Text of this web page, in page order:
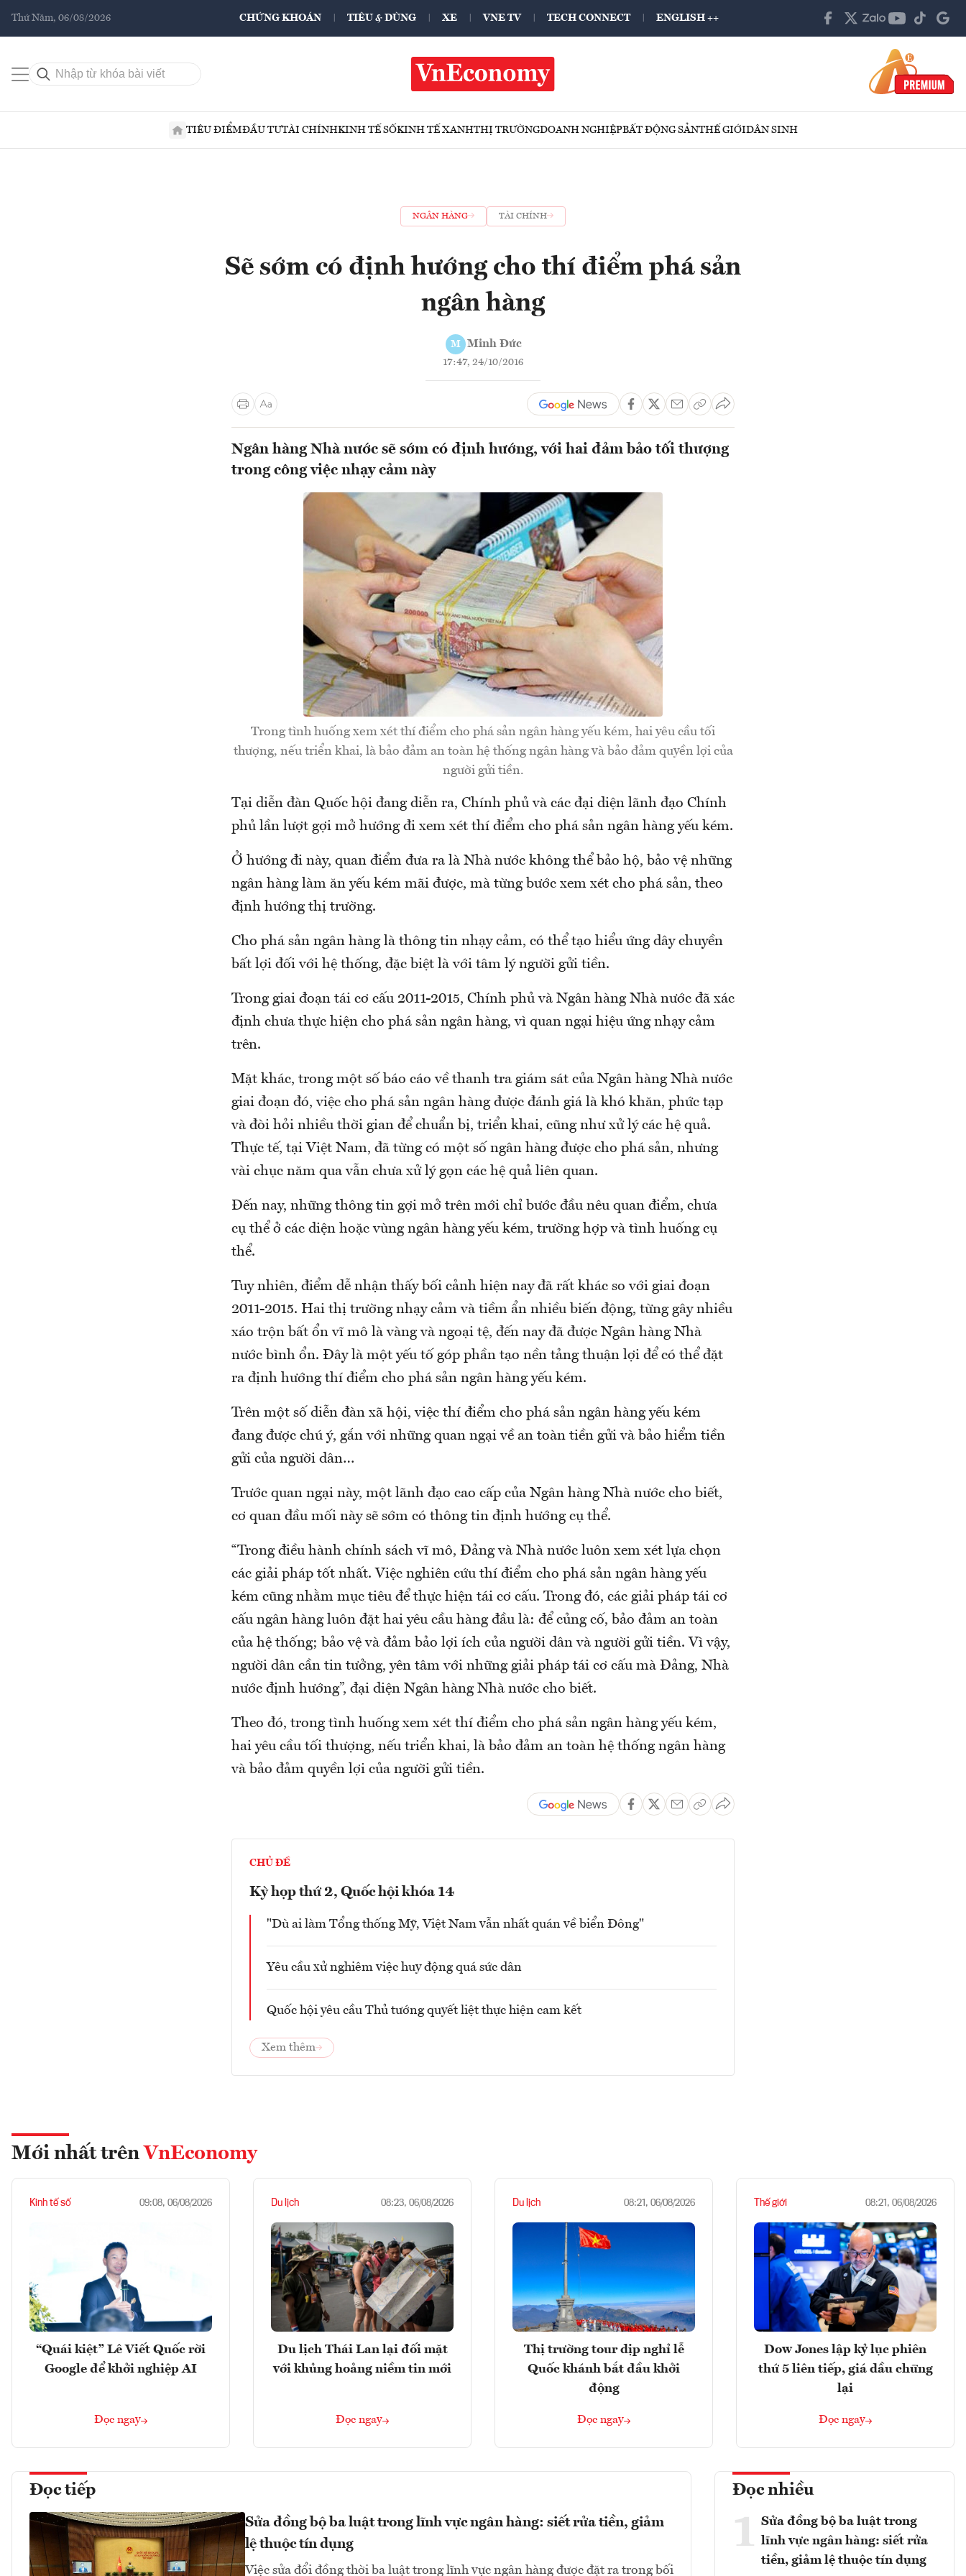
Thứ Năm, 06/08/2026 CHỨNG KHOÁN TIÊU & DÙNG XE VNE TV TECH CONNECT ENGLISH ++
TIÊU ĐIỂMĐẦU TƯTÀI CHÍNHKINH TẾ SỐKINH TẾ XANHTHỊ TRƯỜNGDOANH NGHIỆPBẤT ĐỘNG SẢNTHẾ GIỚIDÂN SINH
NGÂN HÀNG TÀI CHÍNH
Sẽ sớm có định hướng cho thí điểm phá sản
ngân hàng
M Minh Đức
17:47, 24/10/2016
Ngân hàng Nhà nước sẽ sớm có định hướng, với hai đảm bảo tối thượng
trong công việc nhạy cảm này
Trong tình huống xem xét thí điểm cho phá sản ngân hàng yếu kém, hai yêu cầu tối
thượng, nếu triển khai, là bảo đảm an toàn hệ thống ngân hàng và bảo đảm quyền lợi của
người gửi tiền.
Tại diễn đàn Quốc hội đang diễn ra, Chính phủ và các đại diện lãnh đạo Chính
phủ lần lượt gợi mở hướng đi xem xét thí điểm cho phá sản ngân hàng yếu kém.
Ở hướng đi này, quan điểm đưa ra là Nhà nước không thể bảo hộ, bảo vệ những
ngân hàng làm ăn yếu kém mãi được, mà từng bước xem xét cho phá sản, theo
định hướng thị trường.
Cho phá sản ngân hàng là thông tin nhạy cảm, có thể tạo hiểu ứng dây chuyền
bất lợi đối với hệ thống, đặc biệt là với tâm lý người gửi tiền.
Trong giai đoạn tái cơ cấu 2011-2015, Chính phủ và Ngân hàng Nhà nước đã xác
định chưa thực hiện cho phá sản ngân hàng, vì quan ngại hiệu ứng nhạy cảm
trên.
Mặt khác, trong một số báo cáo về thanh tra giám sát của Ngân hàng Nhà nước
giai đoạn đó, việc cho phá sản ngân hàng được đánh giá là khó khăn, phức tạp
và đòi hỏi nhiều thời gian để chuẩn bị, triển khai, cũng như xử lý các hệ quả.
Thực tế, tại Việt Nam, đã từng có một số ngân hàng được cho phá sản, nhưng
vài chục năm qua vẫn chưa xử lý gọn các hệ quả liên quan.
Đến nay, những thông tin gợi mở trên mới chỉ bước đầu nêu quan điểm, chưa
cụ thể ở các diện hoặc vùng ngân hàng yếu kém, trường hợp và tình huống cụ
thể.
Tuy nhiên, điểm dễ nhận thấy bối cảnh hiện nay đã rất khác so với giai đoạn
2011-2015. Hai thị trường nhạy cảm và tiềm ẩn nhiều biến động, từng gây nhiều
xáo trộn bất ổn vĩ mô là vàng và ngoại tệ, đến nay đã được Ngân hàng Nhà
nước bình ổn. Đây là một yếu tố góp phần tạo nền tảng thuận lợi để có thể đặt
ra định hướng thí điểm cho phá sản ngân hàng yếu kém.
Trên một số diễn đàn xã hội, việc thí điểm cho phá sản ngân hàng yếu kém
đang được chú ý, gắn với những quan ngại về an toàn tiền gửi và bảo hiểm tiền
gửi của người dân…
Trước quan ngại này, một lãnh đạo cao cấp của Ngân hàng Nhà nước cho biết,
cơ quan đầu mối này sẽ sớm có thông tin định hướng cụ thể.
“Trong điều hành chính sách vĩ mô, Đảng và Nhà nước luôn xem xét lựa chọn
các giải pháp tốt nhất. Việc nghiên cứu thí điểm cho phá sản ngân hàng yếu
kém cũng nhằm mục tiêu để thực hiện tái cơ cấu. Trong đó, các giải pháp tái cơ
cấu ngân hàng luôn đặt hai yêu cầu hàng đầu là: để củng cố, bảo đảm an toàn
của hệ thống; bảo vệ và đảm bảo lợi ích của người dân và người gửi tiền. Vì vậy,
người dân cần tin tưởng, yên tâm với những giải pháp tái cơ cấu mà Đảng, Nhà
nước định hướng”, đại diện Ngân hàng Nhà nước cho biết.
Theo đó, trong tình huống xem xét thí điểm cho phá sản ngân hàng yếu kém,
hai yêu cầu tối thượng, nếu triển khai, là bảo đảm an toàn hệ thống ngân hàng
và bảo đảm quyền lợi của người gửi tiền.
CHỦ ĐỀ
Kỳ họp thứ 2, Quốc hội khóa 14
"Dù ai làm Tổng thống Mỹ, Việt Nam vẫn nhất quán về biển Đông"
Yêu cầu xử nghiêm việc huy động quá sức dân
Quốc hội yêu cầu Thủ tướng quyết liệt thực hiện cam kết
Xem thêm
Mới nhất trên VnEconomy
Kinh tế số 09:08, 06/08/2026
“Quái kiệt” Lê Viết Quốc rời
Google để khởi nghiệp AI
Đọc ngay
Du lịch 08:23, 06/08/2026
Du lịch Thái Lan lại đối mặt
với khủng hoảng niềm tin mới
Đọc ngay
Du lịch 08:21, 06/08/2026
Thị trường tour dịp nghỉ lễ
Quốc khánh bắt đầu khởi
động
Đọc ngay
Thế giới 08:21, 06/08/2026
Dow Jones lập kỷ lục phiên
thứ 5 liên tiếp, giá dầu chững
lại
Đọc ngay
Đọc tiếp
Sửa đồng bộ ba luật trong lĩnh vực ngân hàng: siết rửa tiền, giảm
lệ thuộc tín dụng
Việc sửa đổi đồng thời ba luật trong lĩnh vực ngân hàng được đặt ra trong bối
Đọc nhiều
1 Sửa đồng bộ ba luật trong
lĩnh vực ngân hàng: siết rửa
tiền, giảm lệ thuộc tín dụng